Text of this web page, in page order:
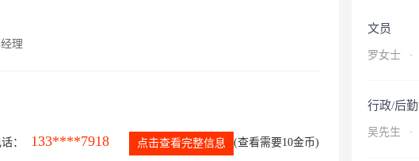
理
： 133****7918 点击查看完整信息 (查看需要10金币)
文员
罗女士 ·
行政/后勤
吴先生 ·